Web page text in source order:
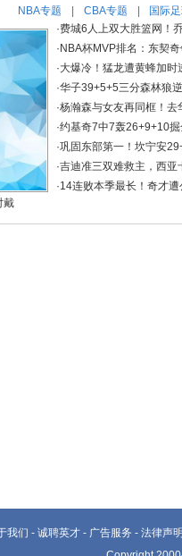
NBA专题 CBA专题 国际
戴
·费城6人上双大胜篮网！
· NBA杯MVP排名：东契
·大爆冷！猛龙遭黄蜂加
·华子39+5+5三分森林狼
·杨瀚森与女友再同框！
·约基奇7中7轰26+9+10
·巩固东部第一！坎宁安
·吉迪准三双难救主，西
·14连败本季最长！奇才
我们 - 诚聘英才 - 广告服务 - 法律声